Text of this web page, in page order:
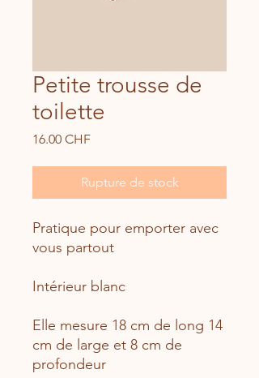
Petite trousse de
toilette
16.00 CHFPrix
Rupture de stock
Pratique pour emporter avec
vous partout
Intérieur blanc
Elle mesure 18 cm de long 14
cm de large et 8 cm de
profondeur